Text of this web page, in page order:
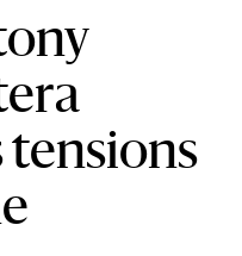
tensions